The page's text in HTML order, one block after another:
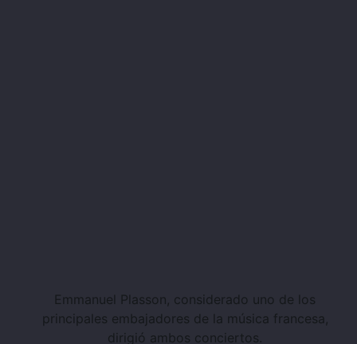
Emmanuel Plasson, considerado uno de los
principales embajadores de la música francesa,
dirigió ambos conciertos.